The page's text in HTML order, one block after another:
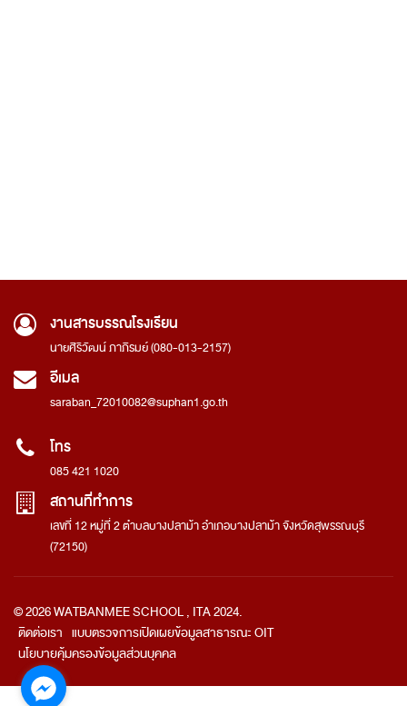
งานสารบรรณโรงเรียน
นายศิริวัฒน์ ภาภิรมย์ (080-013-2157)
อีเมล
saraban_72010082@suphan1.go.th
โทร
085 421 1020
สถานที่ทำการ
เลขที่ 12 หมู่ที่ 2 ตำบลบางปลาม้า อำเภอบางปลาม้า จังหวัดสุพรรณบุรี
(72150)
© 2026 WATBANMEE SCHOOL , ITA 2024.
ติดต่อเรา แบบตรวจการเปิดเผยข้อมูลสาธารณะ OIT
นโยบายคุ้มครองข้อมูลส่วนบุคคล